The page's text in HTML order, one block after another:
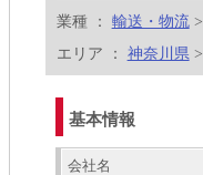
業種 ： 輸送・物流>
エリア ： 神奈川県 >
基本情報
会社名